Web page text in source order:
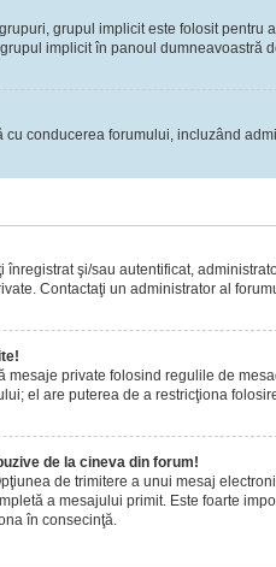
grupul implicit este folosit
implicit în panoul dumneavoastră
conducerea forumului, incluzând
înregistrat şi/sau autentificat,
Contactaţi un administrator al
mesaje private folosind regulile de
el are puterea de a restricţiona
de la cineva din forum!
de trimitere a unui mesaj
a mesajului primit. Este foarte
în consecinţă.